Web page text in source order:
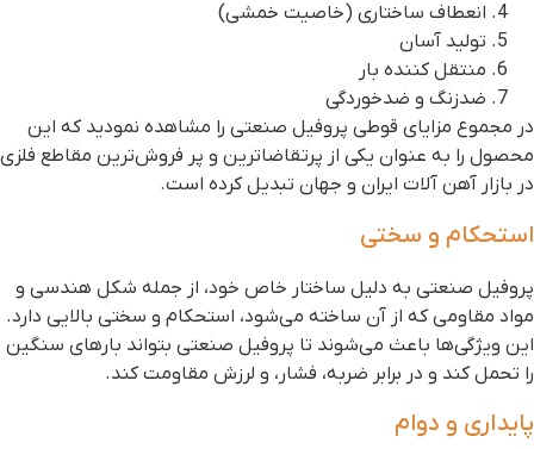
انعطاف ساختاری (خاصیت خمشی)
تولید آسان
منتقل کننده بار
ضدزنگ و ضدخوردگی
مجموع مزایای قوطی پروفیل صنعتی را مشاهده نمودید که این
را به عنوان یکی از پرتقاضاترین و پر فروش‌ترین مقاطع فلزی
بازار آهن آلات ایران و جهان تبدیل کرده است.
و سختی
صنعتی به دلیل ساختار خاص خود، از جمله شکل هندسی و
مقاومی که از آن ساخته می‌شود، استحکام و سختی بالایی دارد.
ویژگی‌ها باعث می‌شوند تا پروفیل صنعتی بتواند بارهای سنگین
تحمل کند و در برابر ضربه، فشار، و لرزش مقاومت کند.
و دوام